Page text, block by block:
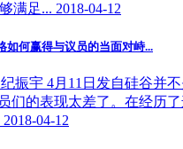
满足... 2018-04-12
如何赢得与议员的当面对峙...
振宇 4月11日发自硅谷并
们的表现太差了。在经历
04-12